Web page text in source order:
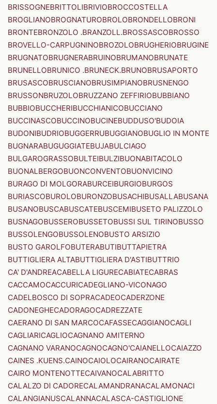
BRISSOGNEBRITTOLIBRIVIOBROCCOSTELLA
BROGLIANOBROGNATUROBROLOBRONDELLOBRONI
BRONTEBRONZOLO .BRANZOLL.BROSSASCOBROSSO
BROVELLO-CARPUGNINOBROZOLOBRUGHERIOBRUGINE
BRUGNATOBRUGNERABRUINOBRUMANOBRUNATE
BRUNELLOBRUNICO .BRUNECK.BRUNOBRUSAPORTO
BRUSASCOBRUSCIANOBRUSIMPIANOBRUSNENGO
BRUSSONBRUZOLOBRUZZANO ZEFFIRIOBUBBIANO
BUBBIOBUCCHERIBUCCHIANICOBUCCIANO
BUCCINASCOBUCCINOBUCINEBUDDUSO'BUDOIA
BUDONIBUDRIOBUGGERRUBUGGIANOBUGLIO IN MONTE
BUGNARABUGUGGIATEBUJABULCIAGO
BULGAROGRASSOBULTEIBULZIBUONABITACOLO
BUONALBERGOBUONCONVENTOBUONVICINO
BURAGO DI MOLGORABURCEIBURGIOBURGOS
BURIASCOBUROLOBURONZOBUSACHIBUSALLABUSANA
BUSANOBUSCABUSCATEBUSCEMIBUSETO PALIZZOLO
BUSNAGOBUSSEROBUSSETOBUSSI SUL TIRINOBUSSO
BUSSOLENGOBUSSOLENOBUSTO ARSIZIO
BUSTO GAROLFOBUTERABUTIBUTTAPIETRA
BUTTIGLIERA ALTABUTTIGLIERA D'ASTIBUTTRIO
CA' D'ANDREACABELLA LIGURECABIATECABRAS
CACCAMOCACCURICADEGLIANO-VICONAGO
CADELBOSCO DI SOPRACADEOCADERZONE
CADONEGHECADORAGOCADREZZATE
CAERANO DI SAN MARCOCAFASSECAGGIANOCAGLI
CAGLIARICAGLIOCAGNANO AMITERNO
CAGNANO VARANOCAGNOCAGNO'CAIANELLOCAIAZZO
CAINES .KUENS.CAINOCAIOLOCAIRANOCAIRATE
CAIRO MONTENOTTECAIVANOCALABRITTO
CALALZO DI CADORECALAMANDRANACALAMONACI
CALANGIANUSCALANNACALASCA-CASTIGLIONE